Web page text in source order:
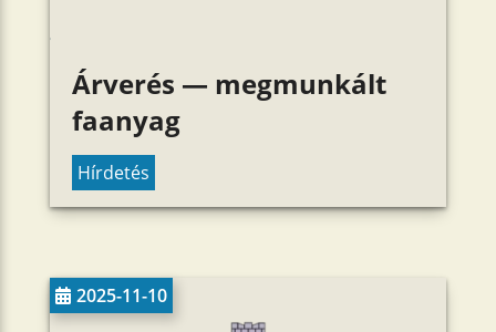
Árverés — megmunkált
faanyag
Hírdetés
2025-11-10